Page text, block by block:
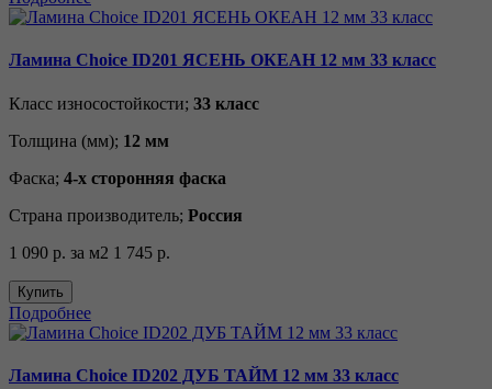
Ламина Choice ID201 ЯСЕНЬ ОКЕАН 12 мм 33 класс
Класс износостойкости; 33 класс
Толщина (мм); 12 мм
Фаска; 4-х сторонняя фаска
Страна производитель; Россия
1 090 р. за м2 1 745 р.
Купить
Подробнее
Ламина Choice ID202 ДУБ ТАЙМ 12 мм 33 класс